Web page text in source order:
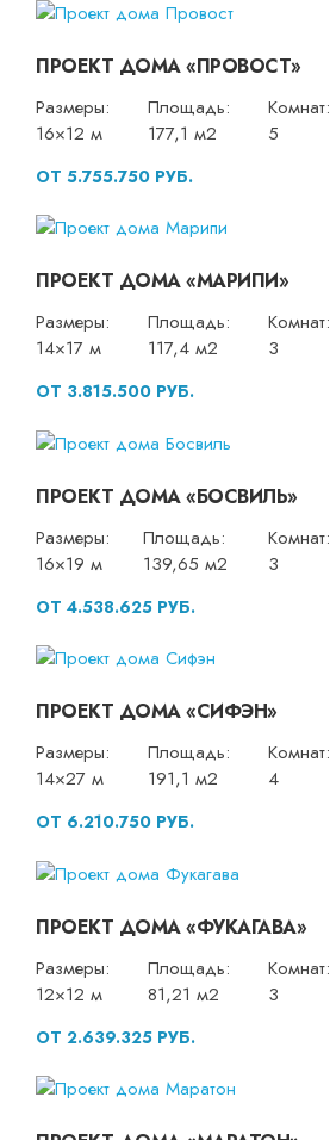
ПРОЕКТ ДОМА «ПРОВОСТ»
Размеры:
16×12 м
Площадь:
177,1 м2
Комнат:
5
ОТ 5.755.750 РУБ.
ПРОЕКТ ДОМА «МАРИПИ»
Размеры:
14×17 м
Площадь:
117,4 м2
Комнат:
3
ОТ 3.815.500 РУБ.
ПРОЕКТ ДОМА «БОСВИЛЬ»
Размеры:
16×19 м
Площадь:
139,65 м2
Комнат:
3
ОТ 4.538.625 РУБ.
ПРОЕКТ ДОМА «СИФЭН»
Размеры:
14×27 м
Площадь:
191,1 м2
Комнат:
4
ОТ 6.210.750 РУБ.
ПРОЕКТ ДОМА «ФУКАГАВА»
Размеры:
12×12 м
Площадь:
81,21 м2
Комнат:
3
ОТ 2.639.325 РУБ.